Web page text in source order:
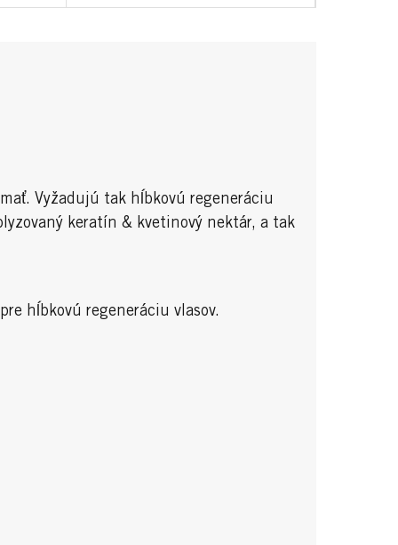
Vyžadujú tak hĺbkovú regeneráciu
keratín & kvetinový nektár, a tak
hĺbkovú regeneráciu vlasov.